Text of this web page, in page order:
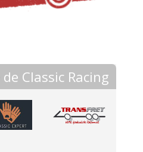
de Classic Racing